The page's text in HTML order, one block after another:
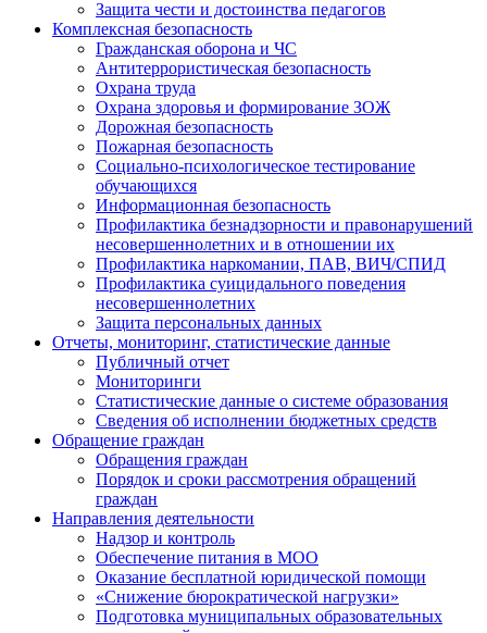
Защита чести и достоинства педагогов
Комплексная безопасность
Гражданская оборона и ЧС
Антитеррористическая безопасность
Охрана труда
Охрана здоровья и формирование ЗОЖ
Дорожная безопасность
Пожарная безопасность
Социально-психологическое тестирование
обучающихся
Информационная безопасность
Профилактика безнадзорности и правонарушений
несовершеннолетних и в отношении их
Профилактика наркомании, ПАВ, ВИЧ/СПИД
Профилактика суицидального поведения
несовершеннолетних
Защита персональных данных
Отчеты, мониторинг, статистические данные
Публичный отчет
Мониторинги
Статистические данные о системе образования
Сведения об исполнении бюджетных средств
Обращение граждан
Обращения граждан
Порядок и сроки рассмотрения обращений
граждан
Направления деятельности
Надзор и контроль
Обеспечение питания в МОО
Оказание бесплатной юридической помощи
«Снижение бюрократической нагрузки»
Подготовка муниципальных образовательных